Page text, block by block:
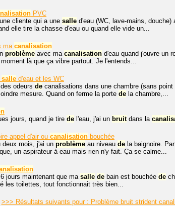
PVC
cliente qui a une salle d'eau (WC, lave-mains, douche)
elle tire la chasse d'eau ou quand elle vide un...
ma canalisation
problème avec ma canalisation d'eau quand j'ouvre un
là que ça vibre partout. Je l'entends...
salle d'eau et les WC
odeurs de canalisations dans une chambre (sans
mesure. Quand on ferme la porte de la chambre,...
jours, quand je tire de l'eau, j'ai un bruitdans la
appel d'air ou canalisation bouchée
deux mois, j'ai un problème au niveau de la baignoire.
un aspirateur à eau mais rien n'y fait. Ça se calme...
jours maintenant que ma salle de bain est bouchée de
les toilettes, tout fonctionnait très bien...
>>> Résultats suivants pour : Problème bruit strident